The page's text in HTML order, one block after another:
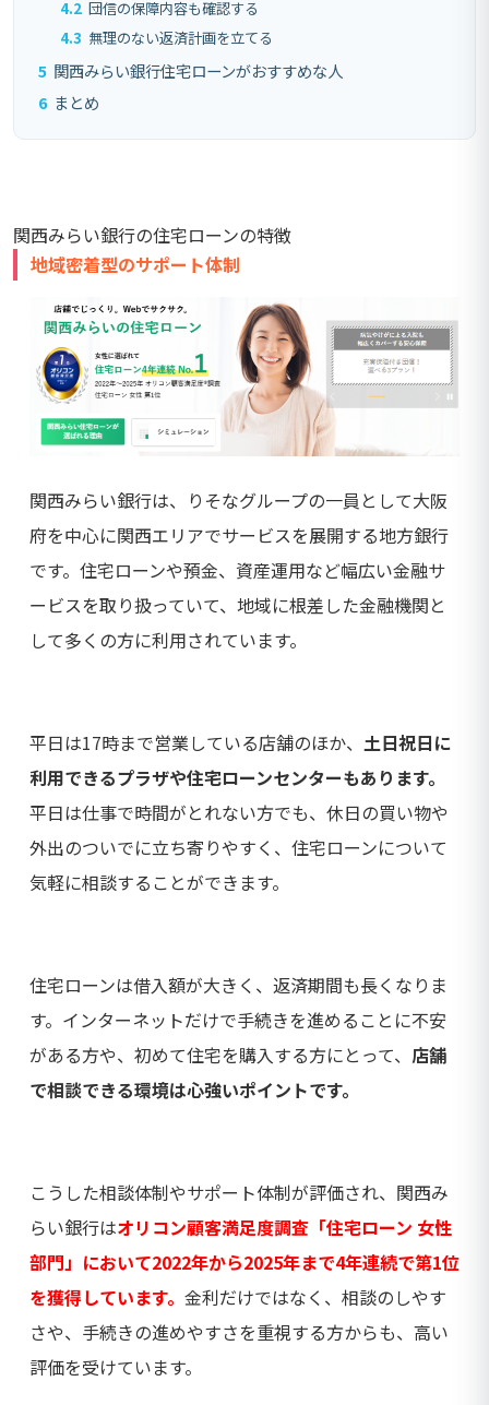
4.2 団信の保障内容も確認する
4.3 無理のない返済計画を立てる
5 関西みらい銀行住宅ローンがおすすめな人
6 まとめ
関西みらい銀行の住宅ローンの特徴
地域密着型のサポート体制
関西みらい銀行は、りそなグループの一員として大阪
府を中心に関西エリアでサービスを展開する地方銀行
です。住宅ローンや預金、資産運用など幅広い金融サ
ービスを取り扱っていて、地域に根差した金融機関と
して多くの方に利用されています。
平日は17時まで営業している店舗のほか、 土日祝日に
利用できるプラザや住宅ローンセンターもあります。
平日は仕事で時間がとれない方でも、休日の買い物や
外出のついでに立ち寄りやすく、住宅ローンについて
気軽に相談することができます。
住宅ローンは借入額が大きく、返済期間も長くなりま
す。インターネットだけで手続きを進めることに不安
がある方や、初めて住宅を購入する方にとって、 店舗
で相談できる環境は心強いポイントです。
こうした相談体制やサポート体制が評価され、関西み
らい銀行はオリコン顧客満足度調査「住宅ローン 女性
部門」において2022年から2025年まで4年連続で第1位
を獲得しています。 金利だけではなく、相談のしやす
さや、手続きの進めやすさを重視する方からも、高い
評価を受けています。